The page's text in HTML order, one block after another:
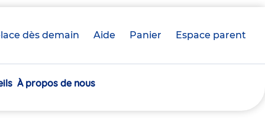
dès demain Aide Panier crèche(s)
Espace parent
À propos de nous